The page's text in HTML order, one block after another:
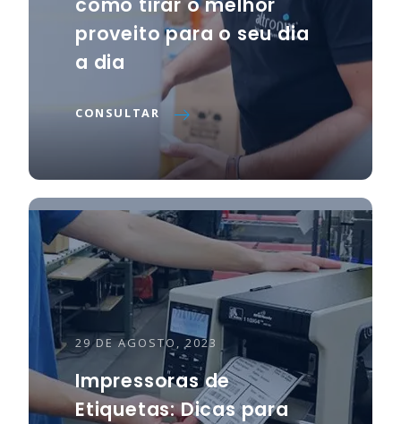
proveito para o seu dia
a dia
CONSULTAR
29 DE AGOSTO, 2023
Impressoras de
Etiquetas: Dicas para